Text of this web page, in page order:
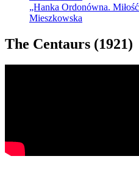
„Hanka Ordonówna.
Mieszkowska
The Centaurs (1921)